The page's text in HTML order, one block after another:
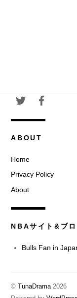
ABOUT
Home
Privacy Policy
About
NBAサイト&ブ
Bulls Fan in
©TunaDrama 2026